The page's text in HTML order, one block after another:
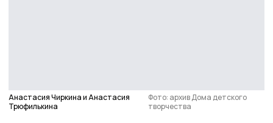
Анастасия Чиркина и Анастасия
Трюфилькина
Фото: архив Дома детского
творчества